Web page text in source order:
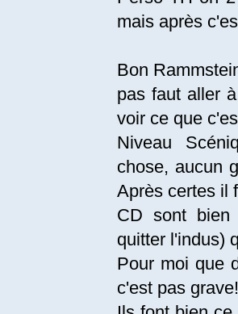
mais après
Bon
pas faut aller
voir ce que
Niveau
chose, aucun
Après certes il
CD sont
quitter l'indus)
Pour moi que
c'est pas grave!